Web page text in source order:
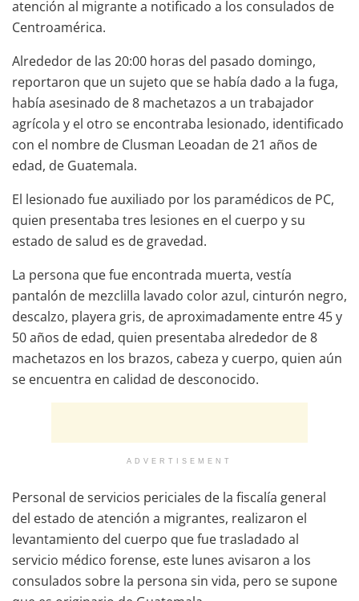
atención al migrante a notificado a los consulados de
Centroamérica.
Alrededor de las 20:00 horas del pasado domingo,
reportaron que un sujeto que se había dado a la fuga,
había asesinado de 8 machetazos a un trabajador
agrícola y el otro se encontraba lesionado, identificado
con el nombre de Clusman Leoadan de 21 años de
edad, de Guatemala.
El lesionado fue auxiliado por los paramédicos de PC,
quien presentaba tres lesiones en el cuerpo y su
estado de salud es de gravedad.
La persona que fue encontrada muerta, vestía
pantalón de mezclilla lavado color azul, cinturón negro,
descalzo, playera gris, de aproximadamente entre 45 y
50 años de edad, quien presentaba alrededor de 8
machetazos en los brazos, cabeza y cuerpo, quien aún
se encuentra en calidad de desconocido.
ADVERTISEMENT
Personal de servicios periciales de la fiscalía general
del estado de atención a migrantes, realizaron el
levantamiento del cuerpo que fue trasladado al
servicio médico forense, este lunes avisaron a los
consulados sobre la persona sin vida, pero se supone